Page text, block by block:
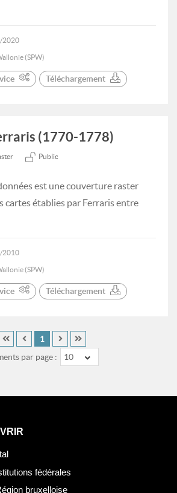
2020
(SPW)
Téléchargement
(1770-1778)
Public
est une couverture raster
cartes établies par Ferraris entre
2010
(SPW)
Téléchargement
par page : 10
1
fédérales
bruxelloise